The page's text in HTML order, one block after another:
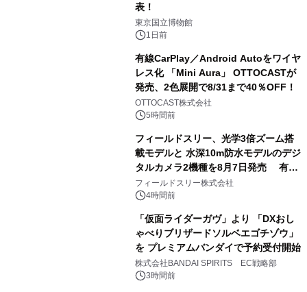
表！
東京国立博物館
1日前
有線CarPlay／Android Autoをワイヤ
レス化 「Mini Aura」 OTTOCASTが
発売、2色展開で8/31まで40％OFF！
OTTOCAST株式会社
5時間前
フィールドスリー、光学3倍ズーム搭
載モデルと 水深10m防水モデルのデジ
タルカメラ2機種を8月7日発売 有効
約1300万画素、用途別に選べるコンデ
ジ新登場
フィールドスリー株式会社
4時間前
「仮面ライダーガヴ」より 「DXおし
ゃべりブリザードソルベエゴチゾウ」
を プレミアムバンダイで予約受付開始
株式会社BANDAI SPIRITS EC戦略部
3時間前